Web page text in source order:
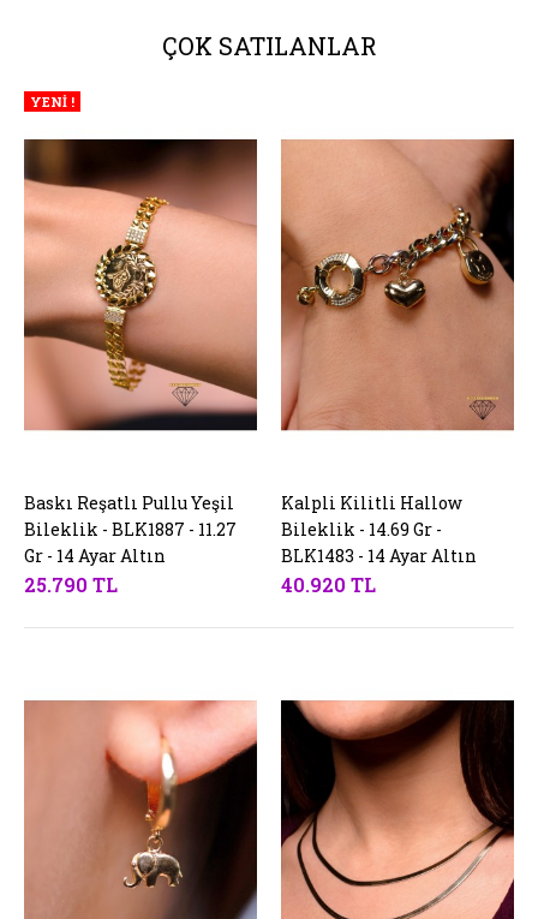
ÇOK SATILANLAR
YENİ !
SEPETE EKLE
Baskı Reşatlı Pullu Yeşil
Bileklik - BLK1887 - 11.27
Gr - 14 Ayar Altın
25.790 TL
SEPETE EKLE
Kalpli Kilitli Hallow
Bileklik - 14.69 Gr -
BLK1483 - 14 Ayar Altın
40.920 TL